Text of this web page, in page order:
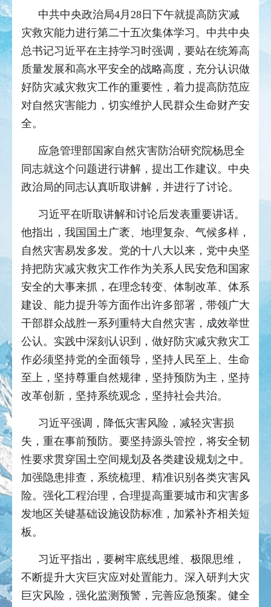
中共中央政治局4月28日下午就提高防灾减
灾救灾能力进行第二十五次集体学习。中共中央
总书记习近平在主持学习时强调，要站在统筹高
质量发展和高水平安全的战略高度，充分认识做
好防灾减灾救灾工作的重要性，着力提高防范应
对自然灾害能力，切实维护人民群众生命财产安
全。
应急管理部国家自然灾害防治研究院杨思全
同志就这个问题进行讲解，提出工作建议。中央
政治局的同志认真听取讲解，并进行了讨论。
习近平在听取讲解和讨论后发表重要讲话。
他指出，我国国土广袤、地理复杂、气候多样，
自然灾害易发多发。党的十八大以来，党中央坚
持把防灾减灾救灾工作作为关系人民安危和国家
安全的大事来抓，在理念转变、体制改革、体系
建设、能力提升等方面作出许多部署，带领广大
干部群众战胜一系列重特大自然灾害，成效举世
公认。实践中深刻认识到，做好防灾减灾救灾工
作必须坚持党的全面领导，坚持人民至上、生命
至上，坚持尊重自然规律，坚持预防为主，坚持
改革创新，坚持系统观念，坚持社会共治。
习近平强调，降低灾害风险，减轻灾害损
失，重在事前预防。要坚持源头管控，将安全韧
性要求贯穿国土空间规划及各类建设规划之中。
加强隐患排查，系统梳理、精准识别各类灾害风
险。强化工程治理，合理提高重要城市和灾害多
发地区关键基础设施设防标准，加紧补齐相关短
板。
习近平指出，要树牢底线思维、极限思维，
不断提升大灾巨灾应对处置能力。深入研判大灾
巨灾风险，强化监测预警，完善应急预案。健全